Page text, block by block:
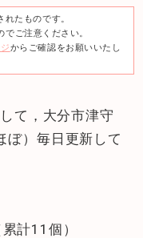
たものです。
ご注意ください。
からご確認をお願いいたし
て，大分市津守
ぼ）毎日更新して
累計11個）